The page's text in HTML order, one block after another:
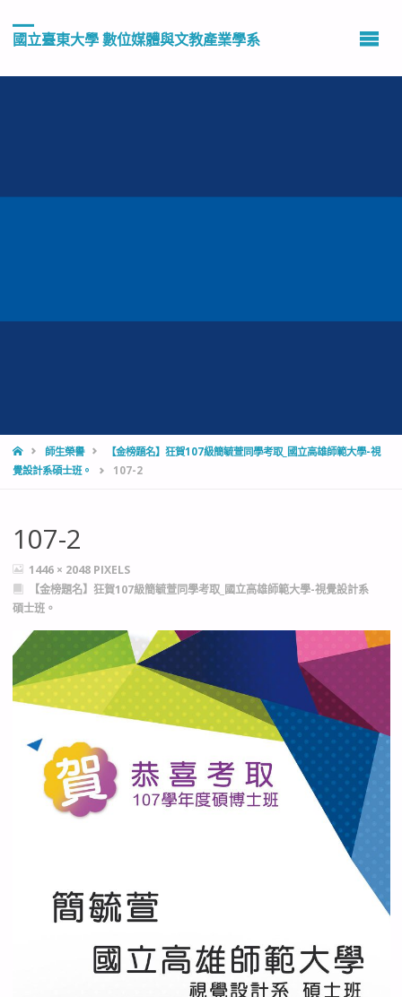
國立臺東大學 數位媒體與文教產業學系
HOME師生榮譽
【金榜題名】狂賀107級簡毓萱同學考取_國立高雄師範大學-視
覺設計系碩士班。
107-2
107-2
FULL
SIZE
1446 × 2048 PIXELS
【金榜題名】狂賀107級簡毓萱同學考取_國立高雄師範大學-視覺設計系
碩士班。